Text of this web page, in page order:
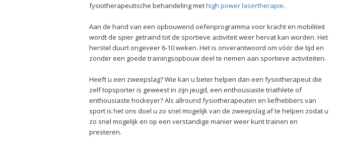
fysiotherapeutische behandeling methigh power lasertherapie.
Aan de hand van een opbouwend oefenprogramma voor kracht en mobiliteit
wordt de spier getraind tot de sportieve activiteit weer hervat kan worden. Het
herstel duurt ongeveer 6-10 weken. Het is onverantwoord om vóór die tijd en
zonder een goede trainingsopbouw deel te nemen aan sportieve activiteiten.
Heeft u een zweepslag? Wie kan u beter helpen dan een fysiotherapeut die
zelf topsporter is geweest in zijn jeugd, een enthousiaste triathlete of
enthousiaste hockeyer? Als allround fysiotherapeuten en liefhebbers van
sport is het ons doel u zo snel mogelijk van de zweepslag af te helpen zodat u
zo snel mogelijk en op een verstandige manier weer kunt trainen en
presteren.